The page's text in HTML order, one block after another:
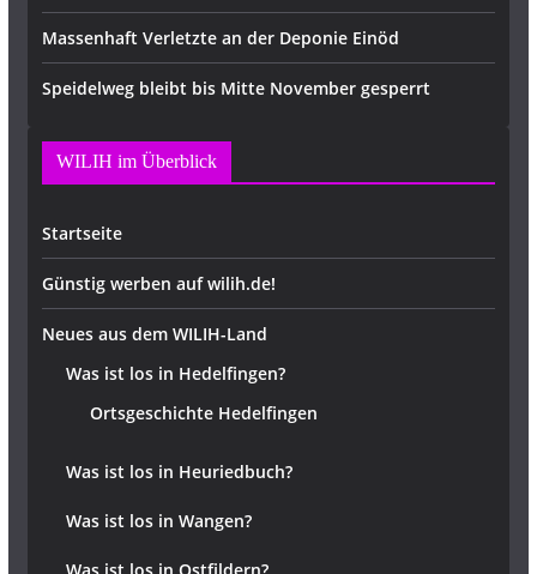
Massenhaft Verletzte an der Deponie Einöd
Speidelweg bleibt bis Mitte November gesperrt
WILIH im Überblick
Startseite
Günstig werben auf wilih.de!
Neues aus dem WILIH-Land
Was ist los in Hedelfingen?
Ortsgeschichte Hedelfingen
Was ist los in Heuriedbuch?
Was ist los in Wangen?